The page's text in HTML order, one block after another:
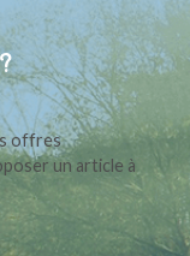
offres
un article à